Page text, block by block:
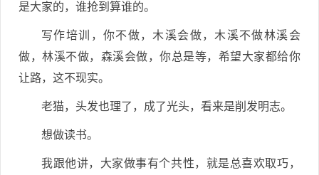
是大家的，谁抢到算谁的。
写作培训，你不做，木溪会做，木溪不做林溪会
做，林溪不做，森溪会做，你总是等，希望大家都给你
让路，这不现实。
老猫，头发也理了，成了光头，看来是削发明志。
想做读书。
我跟他讲，大家做事有个共性，就是总喜欢取巧，